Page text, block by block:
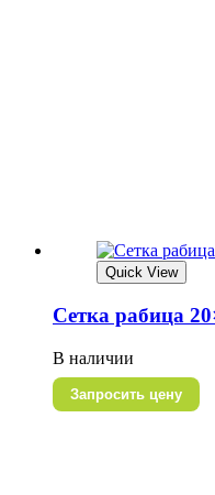
Quick View
Сетка рабица
В наличии
Запросить цену